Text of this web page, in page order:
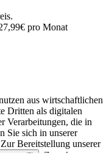
pro Monat
aus wirtschaftlichen
Dritten als digitalen
Verarbeitungen, die in
Sie sich in unserer
Zur Bereitstellung unserer
(5)
. Zwecke: